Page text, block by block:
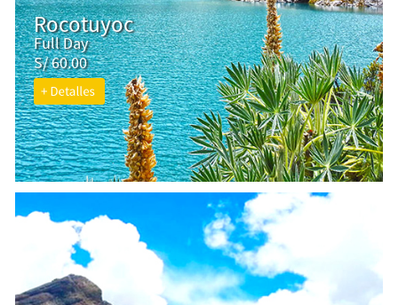
Rocotuyoc
Full Day
S/ 60.00